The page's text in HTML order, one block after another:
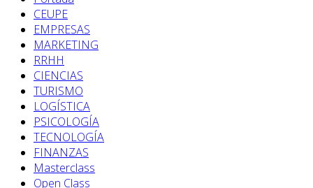
CEUPE
EMPRESAS
MARKETING
RRHH
CIENCIAS
TURISMO
LOGÍSTICA
PSICOLOGÍA
TECNOLOGÍA
FINANZAS
Masterclass
Open Class